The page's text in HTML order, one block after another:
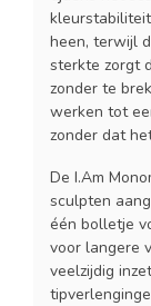
heen, terwijl
sterkte zorgt
zonder te
werken tot
zonder dat
De I.Am
sculpten
één bolletje
voor langere
veelzijdig